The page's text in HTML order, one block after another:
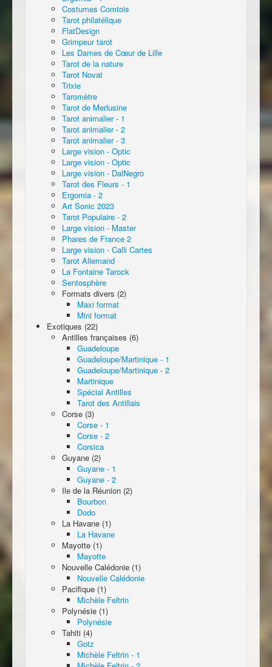
Costumes Comtois
Tarot philatélique
FlatDesign
Grimpeur tarot
Les Dames de Cœur de Lille
Tarot de la nature
Tarot Novat
Trixie
Taromètre
Tarot de Merlusine
Tarot animalier - 1
Tarot animalier - 2
Tarot animalier - 3
Large vision - Optic
Large vision - Optic
Large vision - DalNegro
Tarot des Fleurs - 1
Ergomia - 2
Art Sonic 2023
Tarot Populaire - 2
Large vision - Master
Phares de France 2
Large vision - Calli Cartes
Tarot Allemand
La Fontaine Tarock
Sentosphère
Formats divers (2)
Maxi format
Mini format
Exotiques (22)
Antilles françaises (6)
Guadeloupe
Guadeloupe/Martinique - 1
Guadeloupe/Martinique - 2
Martinique
Spécial Antilles
Tarot des Antillais
Corse (3)
Corse - 1
Corse - 2
Corsica
Guyane (2)
Guyane - 1
Guyane - 2
Ile de la Réunion (2)
Bourbon
Dodo
La Havane (1)
La Havane
Mayotte (1)
Mayotte
Nouvelle Calédonie (1)
Nouvelle Calédonie
Pacifique (1)
Michèle Feltrin
Polynésie (1)
Polynésie
Tahiti (4)
Gotz
Michèle Feltrin - 1